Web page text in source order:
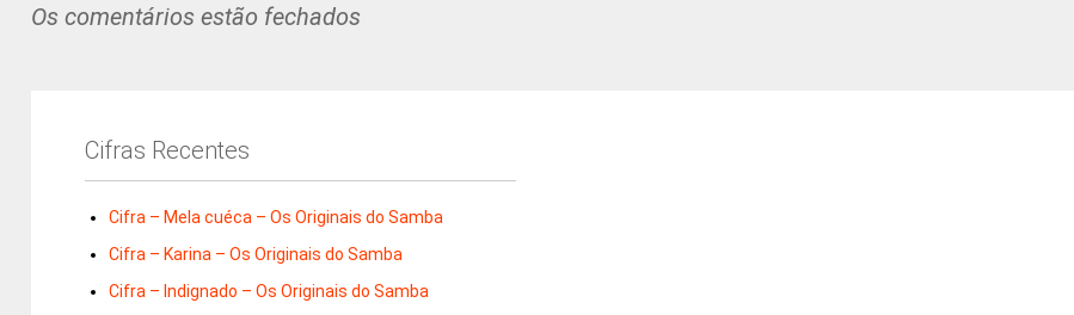
Os comentários estão fechados
Cifras Recentes
Cifra – Mela cuéca – Os Originais do Samba
Cifra – Karina – Os Originais do Samba
Cifra – Indignado – Os Originais do Samba